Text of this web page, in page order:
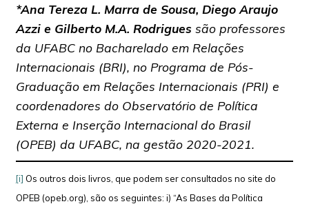
*Ana Tereza L. Marra de Sousa, Diego Araujo
Azzi e Gilberto M.A. Rodrigues são professores
da UFABC no Bacharelado em Relações
Internacionais (BRI), no Programa de Pós-
Graduação em Relações Internacionais (PRI) e
coordenadores do Observatório de Política
Externa e Inserção Internacional do Brasil
(OPEB) da UFABC, na gestão 2020-2021.
[i] Os outros dois livros, que podem ser consultados no site do
OPEB (opeb.org), são os seguintes: i) “As Bases da Política